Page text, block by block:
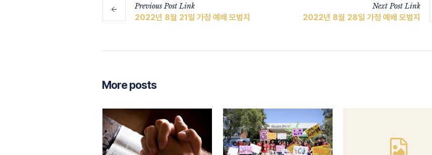
Previous Post Link
2022년 8월 21일 가정 예배 모범지
NextPost Link
2022년 8월 28일 가정 예배 모범지
More posts